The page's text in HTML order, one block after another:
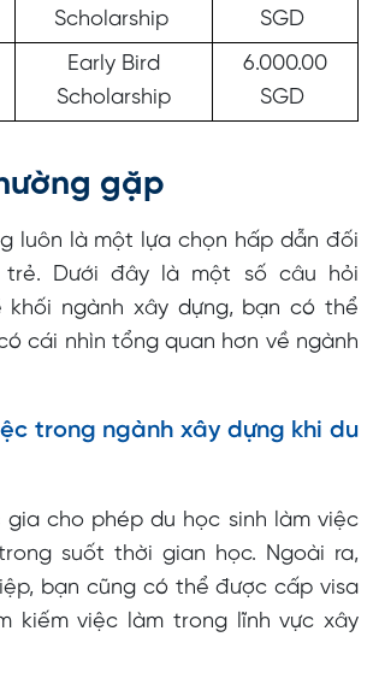
Scholarship
SGD
Early Bird
Scholarship
6.000.00
SGD
gặp
luôn là một lựa chọn hấp dẫn đối
trẻ. Dưới đây là một số câu hỏi
khối ngành xây dựng, bạn có thể
cái nhìn tổng quan hơn về ngành
trong ngành xây dựng khi du
gia cho phép du học sinh làm việc
suốt thời gian học. Ngoài ra,
bạn cũng có thể được cấp visa
kiếm việc làm trong lĩnh vực xây